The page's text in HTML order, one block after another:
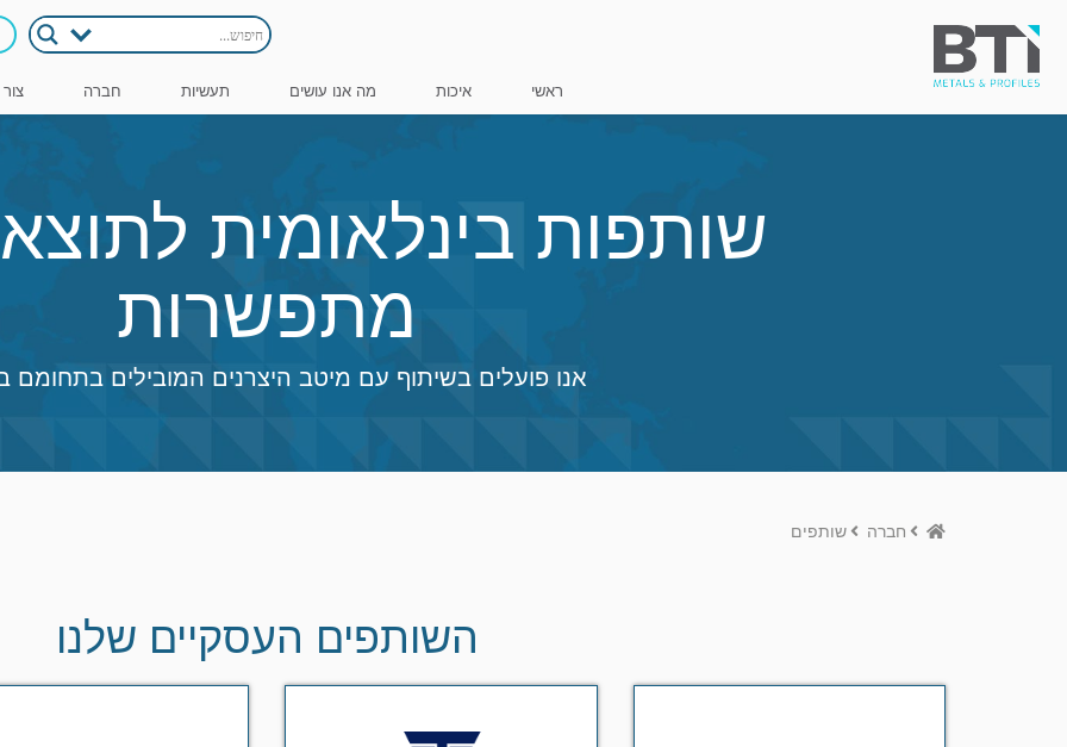
חברה תעשיות מה אנו עושים איכות ראשי
שותפות בינלאומית
מתפשרות
אנו פועלים בשיתוף עם מיטב היצרנים המובילים בתחומם
Homeחברה שותפים
השותפים העסקיים שלנו